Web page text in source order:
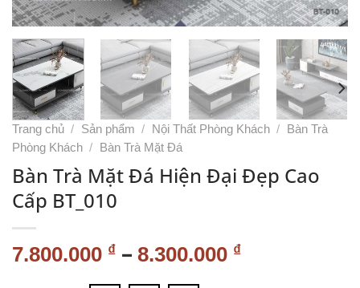
Trang chủ / Sản phẩm / Nội Thất Phòng Khách /
Bàn Trà
Phòng Khách / Bàn Trà Mặt Đá
Bàn Trà Mặt Đá Hiện Đại Đẹp Cao
Cấp BT_010
7.800.000 ₫ – 8.300.000 ₫